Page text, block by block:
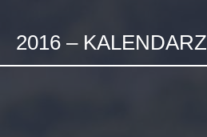
2016 –